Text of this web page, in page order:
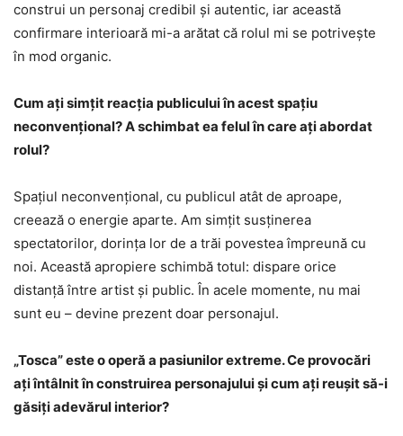
construi un personaj credibil și autentic, iar această
confirmare interioară mi-a arătat că rolul mi se potrivește
în mod organic.
Cum ați simțit reacția publicului în acest spațiu
neconvențional? A schimbat ea felul în care ați abordat
rolul?
Spațiul neconvențional, cu publicul atât de aproape,
creează o energie aparte. Am simțit susținerea
spectatorilor, dorința lor de a trăi povestea împreună cu
noi. Această apropiere schimbă totul: dispare orice
distanță între artist și public. În acele momente, nu mai
sunt eu – devine prezent doar personajul.
„Tosca” este o operă a pasiunilor extreme. Ce provocări
ați întâlnit în construirea personajului și cum ați reușit să-i
găsiți adevărul interior?